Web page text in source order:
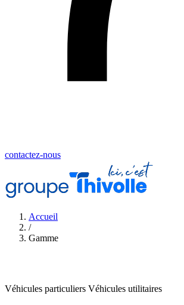
contactez-nous
Accueil
/
Gamme
Véhicules particuliers Véhicules utilitaires